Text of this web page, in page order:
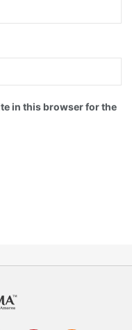
in this browser for the